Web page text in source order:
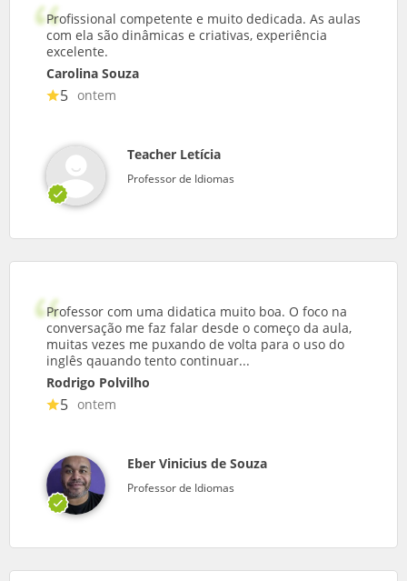
Profissional competente e muito dedicada. As aulas
com ela são dinâmicas e criativas, experiência
excelente.
Carolina Souza
5 ontem
Teacher Letícia
Professor de Idiomas
Professor com uma didatica muito boa. O foco na
conversação me faz falar desde o começo da aula,
muitas vezes me puxando de volta para o uso do
inglês qauando tento continuar...
Rodrigo Polvilho
5 ontem
Eber Vinicius de Souza
Professor de Idiomas